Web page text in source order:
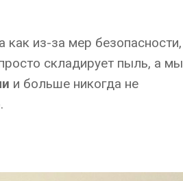
как из-за мер безопасности,
складирует пыль, а мы
и больше никогда не